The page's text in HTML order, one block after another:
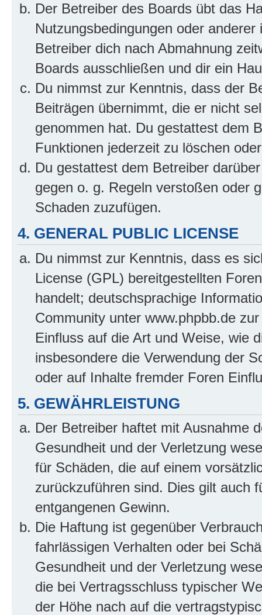
Der Betreiber des Boards übt das
Nutzungsbedingungen oder
Betreiber dich nach Abmahnung
Boards ausschließen und dir ein
Du nimmst zur Kenntnis, dass der
Beiträgen übernimmt, die er nicht
genommen hat. Du gestattest dem
Funktionen jederzeit zu löschen
Du gestattest dem Betreiber
gegen o. g. Regeln verstoßen oder
Schaden zuzufügen.
4. GENERAL PUBLIC LICENSE
Du nimmst zur Kenntnis, dass es
License (GPL) bereitgestellten
handelt; deutschsprachige
Community unter www.phpbb.de
Einfluss auf die Art und Weise, wie
insbesondere die Verwendung der
oder auf Inhalte fremder Foren
5. GEWÄHRLEISTUNG
Der Betreiber haftet mit Ausnahme
Gesundheit und der Verletzung
für Schäden, die auf einem
zurückzuführen sind. Dies gilt auch
entgangenen Gewinn.
Die Haftung ist gegenüber
fahrlässigen Verhalten oder bei
Gesundheit und der Verletzung
die bei Vertragsschluss typischer
der Höhe nach auf die